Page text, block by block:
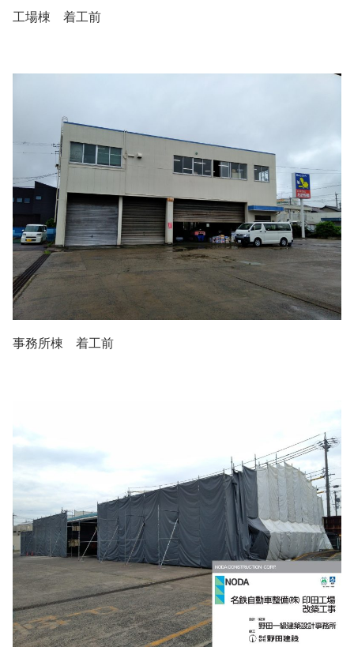
工場棟 着工前
事務所棟 着工前